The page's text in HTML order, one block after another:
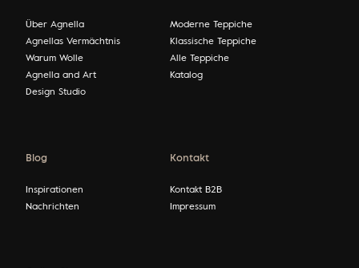
Über Agnella
Agnellas Vermächtnis
Warum Wolle
Agnella and Art
Design Studio
Moderne Teppiche
Klassische Teppiche
Alle Teppiche
Katalog
Blog
Inspirationen
Nachrichten
Kontakt
Kontakt B2B
Impressum